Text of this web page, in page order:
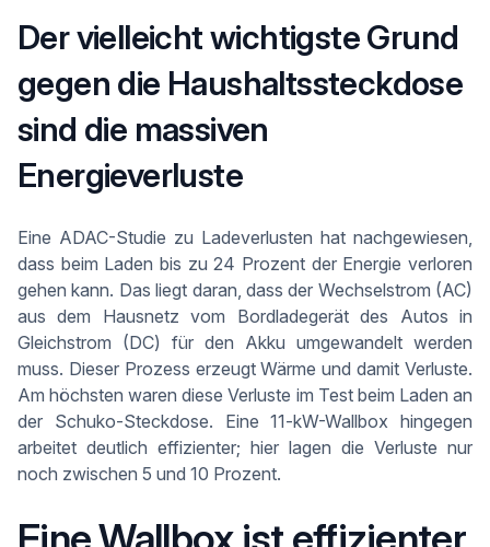
Der vielleicht wichtigste Grund
gegen die Haushaltssteckdose
sind die massiven
Energieverluste
Eine ADAC-Studie zu Ladeverlusten hat nachgewiesen,
dass beim Laden bis zu 24 Prozent der Energie verloren
gehen kann. Das liegt daran, dass der Wechselstrom (AC)
aus dem Hausnetz vom Bordladegerät des Autos in
Gleichstrom (DC) für den Akku umgewandelt werden
muss. Dieser Prozess erzeugt Wärme und damit Verluste.
Am höchsten waren diese Verluste im Test beim Laden an
der Schuko-Steckdose. Eine 11-kW-Wallbox hingegen
arbeitet deutlich effizienter; hier lagen die Verluste nur
noch zwischen 5 und 10 Prozent.